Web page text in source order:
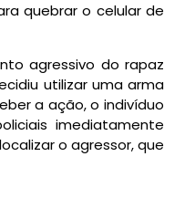
quebrar o celular de
agressivo do rapaz
utilizar uma arma
a ação, o indivíduo
imediatamente
o agressor, que